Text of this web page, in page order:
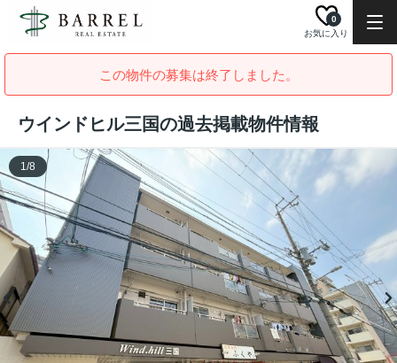
お気に入り
0
この物件の募集は終了しました。
ウインドヒル三国の過去掲載物件情報
1/8